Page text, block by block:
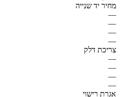
מחיר יד שנייה
—
—
—
—
צריכת דלק
—
—
—
—
אגרת רישוי